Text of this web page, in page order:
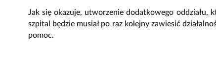
Jak się okazuje, utworzenie dodatkowego
szpital będzie musiał po raz kolejny zawiesić
pomoc.